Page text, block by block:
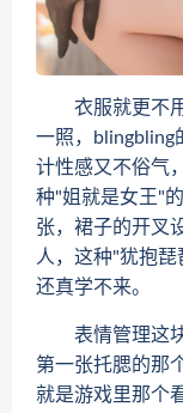
衣服就更不用
一照，blingbling
计性感又不俗气
种"姐就是女王"
张，裙子的开叉
人，这种"犹抱
还真学不来。
表情管理这块
第一张托腮的那
就是游戏里那个